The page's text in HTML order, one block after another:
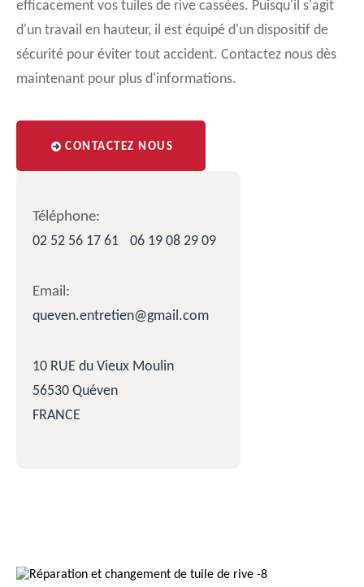
efficacement vos tuiles de rive cassées. Puisqu'il s'agit
d'un travail en hauteur, il est équipé d'un dispositif de
sécurité pour éviter tout accident. Contactez nous dès
maintenant pour plus d'informations.
CONTACTEZ NOUS
Téléphone:
02 52 56 17 61
06 19 08 29 09
Email:
queven.entretien@gmail.com
10 RUE du Vieux Moulin
56530 Quéven
FRANCE